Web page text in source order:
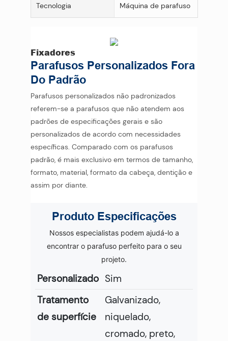
Tecnologia Máquina de parafuso
Fixadores
Parafusos Personalizados Fora
Do Padrão
Parafusos personalizados não padronizados
referem-se a parafusos que não atendem aos
padrões de especificações gerais e são
personalizados de acordo com necessidades
específicas. Comparado com os parafusos
padrão, é mais exclusivo em termos de tamanho,
formato, material, formato da cabeça, dentição e
assim por diante.
Produto Especificações
Nossos especialistas podem ajudá-lo a
encontrar o parafuso perfeito para o seu
projeto.
Personalizado Sim
Tratamento
de superfície
Galvanizado,
niquelado,
cromado, preto,